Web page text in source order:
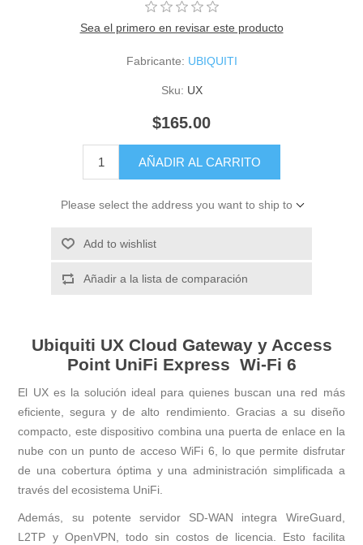
Sea el primero en revisar este producto
Fabricante: UBIQUITI
Sku: UX
$165.00
AÑADIR AL CARRITO
Please select the address you want to ship to
Add to wishlist
Añadir a la lista de comparación
Ubiquiti UX Cloud Gateway y Access
Point UniFi Express Wi-Fi 6
El UX es la solución ideal para quienes buscan una red más
eficiente, segura y de alto rendimiento. Gracias a su diseño
compacto, este dispositivo combina una puerta de enlace en la
nube con un punto de acceso WiFi 6, lo que permite disfrutar
de una cobertura óptima y una administración simplificada a
través del ecosistema UniFi.
Además, su potente servidor SD-WAN integra WireGuard,
L2TP y OpenVPN, todo sin costos de licencia. Esto facilita